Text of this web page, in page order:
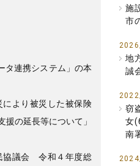
タ連携システム」の本
により被災した被保険
の延長等について」
協議会 令和４年度総
施
市
地
誠
窃
女